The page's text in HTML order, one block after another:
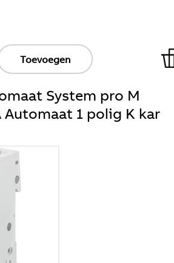
Toevoegen
System pro M
Automaat 1 polig K kar